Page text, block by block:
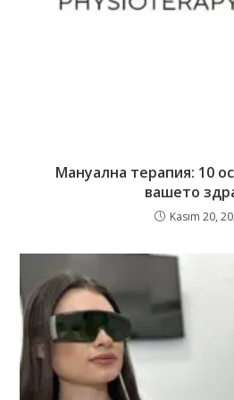
Мануална терапия: 10
вашето
Kasım 20,